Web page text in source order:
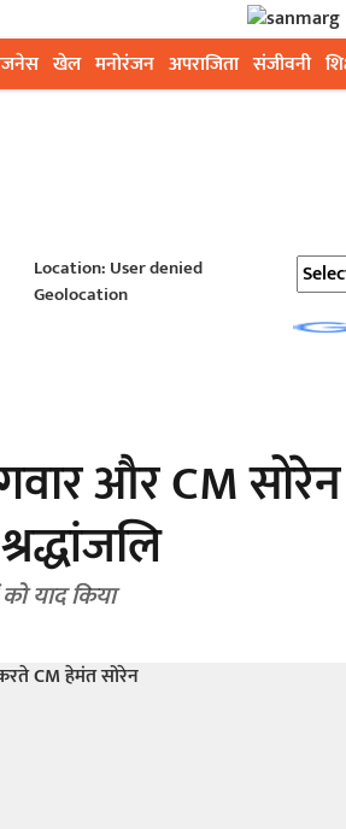
खेल मनोरंजन अपराजिता संजीवनी
Location: User denied
Geolocation
और CM
याद किया